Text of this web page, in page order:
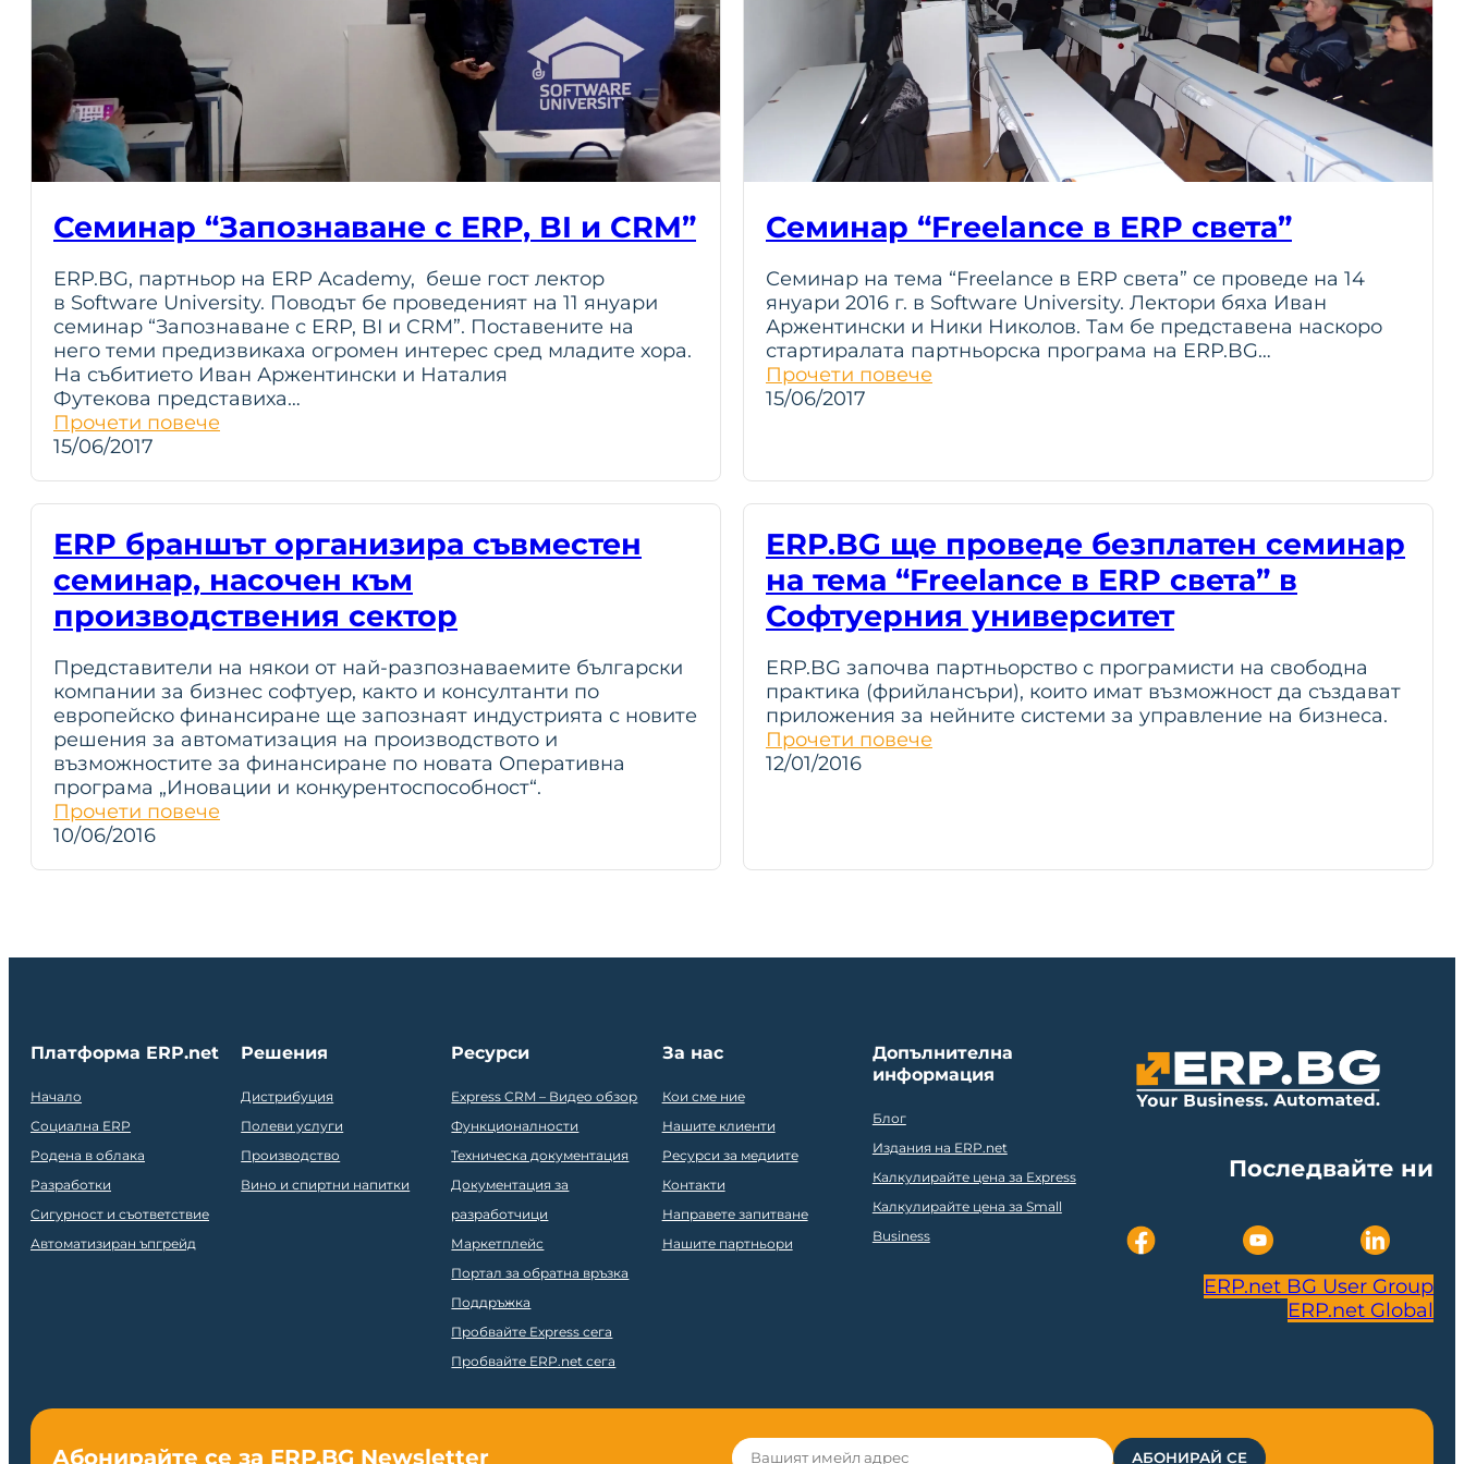
Семинар “Запознаване с ERP, BI и CRM”
ERP.BG, партньор на ERP Academy, беше гост лектор
в Software University. Поводът бе проведеният на 11 януари
семинар “Запознаване с ERP, BI и CRM”. Поставените на
него теми предизвикаха огромен интерес сред младите хора.
На събитието Иван Аржентински и Наталия
Футекова предстaвиха…
Прочети повече
15/06/2017
Семинар “Freelance в ERP света”
Семинар на тема “Freelance в ERP света” се проведе на 14
януари 2016 г. в Software University. Лектори бяха Иван
Аржентински и Ники Николов. Там бе представена наскоро
стартиралата партньорска програма на ERP.BG…
Прочети повече
15/06/2017
ERP браншът организира съвместен
семинар, насочен към
производствения сектор
Представители на някои от най-разпознаваемите български
компании за бизнес софтуер, както и консултанти по
европейско финансиране ще запознаят индустрията с новите
решения за автоматизация на производството и
възможностите за финансиране по новата Оперативна
програма „Иновации и конкурентоспособност“.
Прочети повече
10/06/2016
ERP.BG ще проведе безплатен семинар
на тема “Freelance в ERP света” в
Софтуерния университет
ERP.BG започва партньорство с програмисти на свободна
практика (фрийлансъри), които имат възможност да създават
приложения за нейните системи за управление на бизнеса.
Прочети повече
12/01/2016
Платформа ERP.net
Начало
Социална ERP
Родена в облака
Разработки
Сигурност и съответствие
Автоматизиран ъпгрейд
Решения
Дистрибуция
Полеви услуги
Производство
Вино и спиртни напитки
Ресурси
Express CRM – Видео обзор
Функционалности
Техническа документация
Документация за
разработчици
Маркетплейс
Портал за обратна връзка
Поддръжка
Пробвайте Express сега
Пробвайте ERP.net сега
За нас
Кои сме ние
Нашите клиенти
Ресурси за медиите
Контакти
Направете запитване
Нашите партньори
Допълнителна
информация
Блог
Издания на ERP.net
Калкулирайте цена за Express
Калкулирайте цена за Small
Business
Последвайте ни
ERP.net BG User Group
ERP.net Global
Абонирайте се за ERP.BG Newsletter